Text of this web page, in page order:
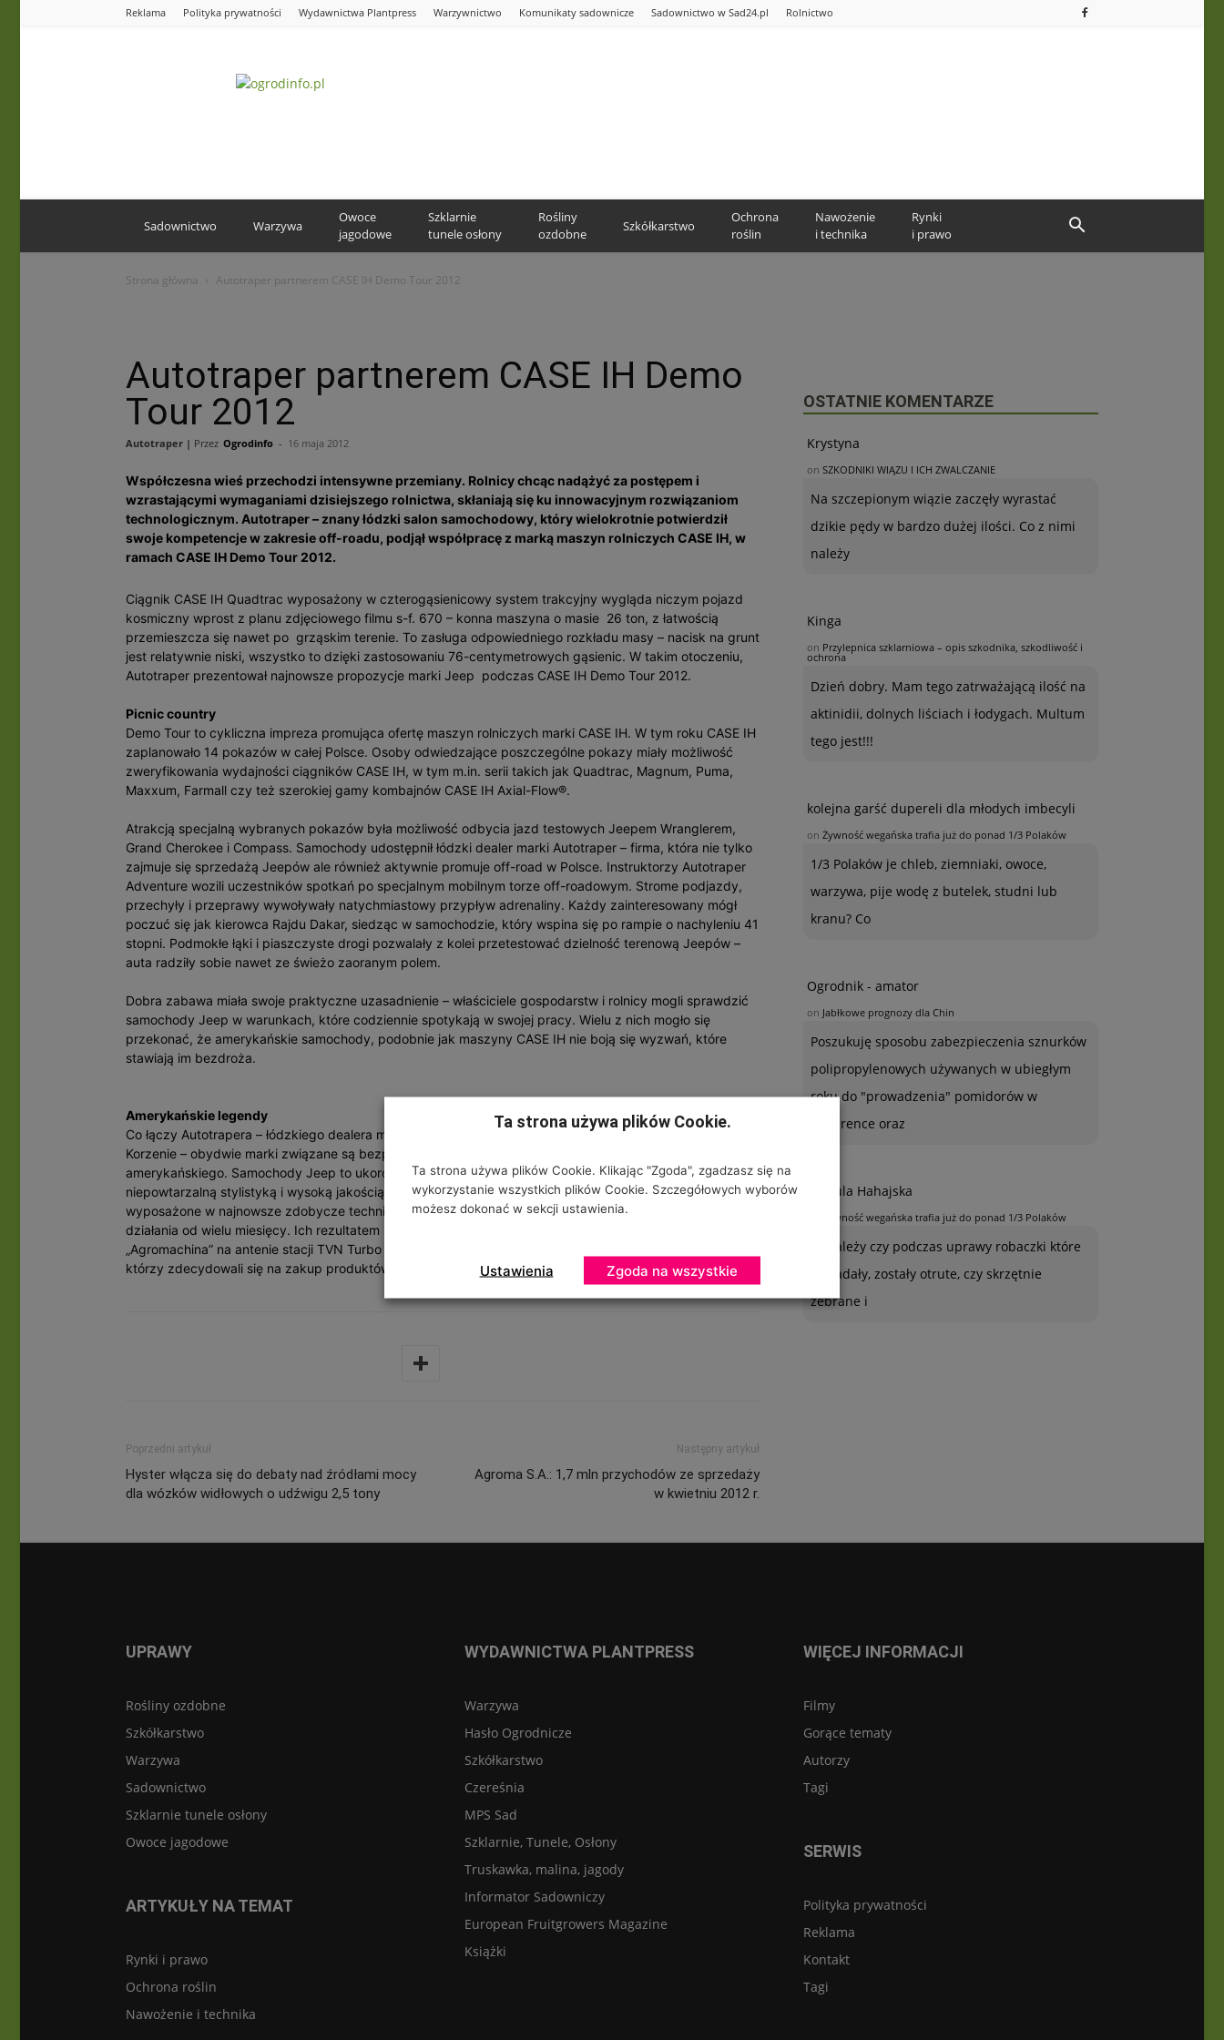
Reklama Polityka prywatności Wydawnictwa Plantpress Warzywnictwo Komunikaty sadownicze Sadownictwo w Sad24.pl Rolnictwo
Sadownictwo Warzywa
Owoce
jagodowe
Szklarnie
tunele osłony
Rośliny
ozdobne
Szkółkarstwo
Ochrona
roślin
Nawożenie
i technika
Rynki
i prawo
Strona główna Autotraper partnerem CASE IH Demo Tour 2012
Autotraper partnerem CASE IH Demo
Tour 2012
Autotraper | Przez Ogrodinfo - 16 maja 2012
Współczesna wieś przechodzi intensywne przemiany. Rolnicy chcąc nadążyć za postępem i
wzrastającymi wymaganiami dzisiejszego rolnictwa, skłaniają się ku innowacyjnym rozwiązaniom
technologicznym. Autotraper – znany łódzki salon samochodowy, który wielokrotnie potwierdził
swoje kompetencje w zakresie off-roadu, podjął współpracę z marką maszyn rolniczych CASE IH, w
ramach CASE IH Demo Tour 2012.
Ciągnik CASE IH Quadtrac wyposażony w czterogąsienicowy system trakcyjny wygląda niczym pojazd
kosmiczny wprost z planu zdjęciowego filmu s-f. 670 – konna maszyna o masie 26 ton, z łatwością
przemieszcza się nawet po grząskim terenie. To zasługa odpowiedniego rozkładu masy – nacisk na grunt
jest relatywnie niski, wszystko to dzięki zastosowaniu 76-centymetrowych gąsienic. W takim otoczeniu,
Autotraper prezentował najnowsze propozycje marki Jeep podczas CASE IH Demo Tour 2012.
Picnic country
Demo Tour to cykliczna impreza promująca ofertę maszyn rolniczych marki CASE IH. W tym roku CASE IH
zaplanowało 14 pokazów w całej Polsce. Osoby odwiedzające poszczególne pokazy miały możliwość
zweryfikowania wydajności ciągników CASE IH, w tym m.in. serii takich jak Quadtrac, Magnum, Puma,
Maxxum, Farmall czy też szerokiej gamy kombajnów CASE IH Axial-Flow®.
Atrakcją specjalną wybranych pokazów była możliwość odbycia jazd testowych Jeepem Wranglerem,
Grand Cherokee i Compass. Samochody udostępnił łódzki dealer marki Autotraper – firma, która nie tylko
zajmuje się sprzedażą Jeepów ale również aktywnie promuje off-road w Polsce. Instruktorzy Autotraper
Adventure wozili uczestników spotkań po specjalnym mobilnym torze off-roadowym. Strome podjazdy,
przechyły i przeprawy wywoływały natychmiastowy przypływ adrenaliny. Każdy zainteresowany mógł
poczuć się jak kierowca Rajdu Dakar, siedząc w samochodzie, który wspina się po rampie o nachyleniu 41
stopni. Podmokłe łąki i piaszczyste drogi pozwalały z kolei przetestować dzielność terenową Jeepów –
auta radziły sobie nawet ze świeżo zaoranym polem.
Dobra zabawa miała swoje praktyczne uzasadnienie – właściciele gospodarstw i rolnicy mogli sprawdzić
samochody Jeep w warunkach, które codziennie spotykają w swojej pracy. Wielu z nich mogło się
przekonać, że amerykańskie samochody, podobnie jak maszyny CASE IH nie boją się wyzwań, które
stawiają im bezdroża.
Amerykańskie legendy
Co łączy Autotrapera – łódzkiego dealera m.in. marki Jeep – i CASE IH, producenta maszyn rolniczych?
Korzenie – obydwie marki związane są bezpośrednio z dystrybucją produktów m.in. pochodzenia
amerykańskiego. Samochody Jeep to ukoronowanie off-roadowych możliwości w połączeniu z
niepowtarzalną stylistyką i wysoką jakością wykonania. Maszyny rolnicze i ciągniki marki CASE IH
wyposażone w najnowsze zdobycze techniki, przenoszą rolnictwo w XXI wiek. Firmy prowadzą wspólnie
działania od wielu miesięcy. Ich rezultatem była m.in. realizacja jednego z odcinków programu
„Agromachina” na antenie stacji TVN Turbo i program wyjazdów off-roadowych dla klientów CASE IH,
którzy zdecydowali się na zakup produktów z „Amerykańskiej linii CASE IH”.
Poprzedni artykuł
Hyster włącza się do debaty nad źródłami mocy
dla wózków widłowych o udźwigu 2,5 tony
Następny artykuł
Agroma S.A.: 1,7 mln przychodów ze sprzedaży
w kwietniu 2012 r.
OSTATNIE KOMENTARZE
Krystyna
on SZKODNIKI WIĄZU I ICH ZWALCZANIE
Na szczepionym wiązie zaczęły wyrastać
dzikie pędy w bardzo dużej ilości. Co z nimi
należy
Kinga
on Przylepnica szklarniowa – opis szkodnika, szkodliwość i
ochrona
Dzień dobry. Mam tego zatrważającą ilość na
aktinidii, dolnych liściach i łodygach. Multum
tego jest!!!
kolejna garść dupereli dla młodych imbecyli
on Żywność wegańska trafia już do ponad 1/3 Polaków
1/3 Polaków je chleb, ziemniaki, owoce,
warzywa, pije wodę z butelek, studni lub
kranu? Co
Ogrodnik - amator
on Jabłkowe prognozy dla Chin
Poszukuję sposobu zabezpieczenia sznurków
polipropylenowych używanych w ubiegłym
roku do "prowadzenia" pomidorów w
szklarence oraz
Urszula Hahajska
Żywność wegańska trafia już do ponad 1/3 Polaków
To zależy czy podczas uprawy robaczki które
ją zjadały, zostały otrute, czy skrzętnie
zebrane i
UPRAWY
Rośliny ozdobne
Szkółkarstwo
Warzywa
Sadownictwo
Szklarnie tunele osłony
Owoce jagodowe
ARTYKUŁY NA TEMAT
Rynki i prawo
Ochrona roślin
Nawożenie i technika
WYDAWNICTWA PLANTPRESS
Warzywa
Hasło Ogrodnicze
Szkółkarstwo
Czereśnia
MPS Sad
Szklarnie, Tunele, Osłony
Truskawka, malina, jagody
Informator Sadowniczy
European Fruitgrowers Magazine
Książki
WIĘCEJ INFORMACJI
Filmy
Gorące tematy
Autorzy
Tagi
SERWIS
Polityka prywatności
Reklama
Kontakt
Tagi
Ta strona używa plików Cookie.
Ta strona używa plików Cookie. Klikając "Zgoda", zgadzasz się na
wykorzystanie wszystkich plików Cookie. Szczegółowych wyborów
możesz dokonać w sekcji ustawienia.
Ustawienia Zgoda na wszystkie